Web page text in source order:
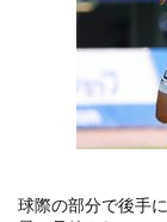
球際の部分で後手